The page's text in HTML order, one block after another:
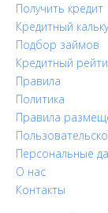
Получить кредит
Кредитный
Подбор займов
Кредитный
Правила
Политика
Правила
Персональные
О нас
Контакты